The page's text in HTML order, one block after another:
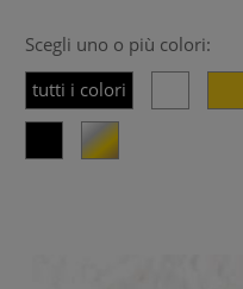
Scegli uno o più colori:
tutti i colori